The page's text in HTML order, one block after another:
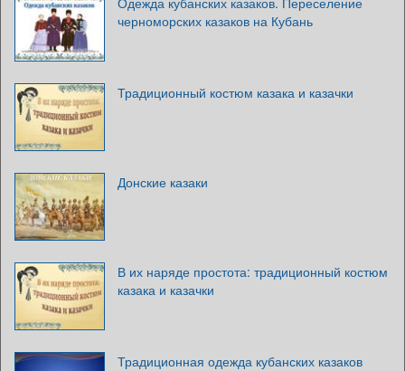
черноморских казаков на Кубань
Традиционный костюм казака и казачки
Донские казаки
В их наряде простота: традиционный костюм
казака и казачки
Традиционная одежда кубанских казаков